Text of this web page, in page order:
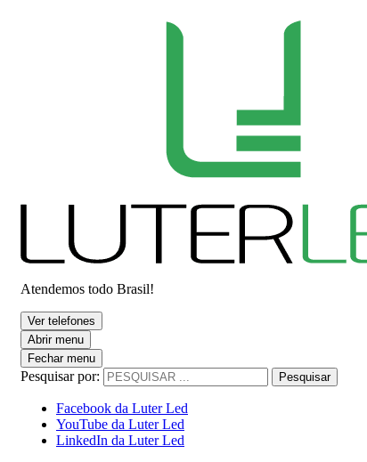
Atendemos todo Brasil!
Ver telefones
Abrir menu
Fechar menu
Pesquisar por: Pesquisar
Facebook da Luter Led
YouTube da Luter Led
LinkedIn da Luter Led